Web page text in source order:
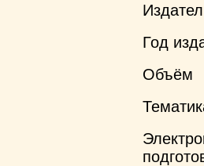
Год
Объём